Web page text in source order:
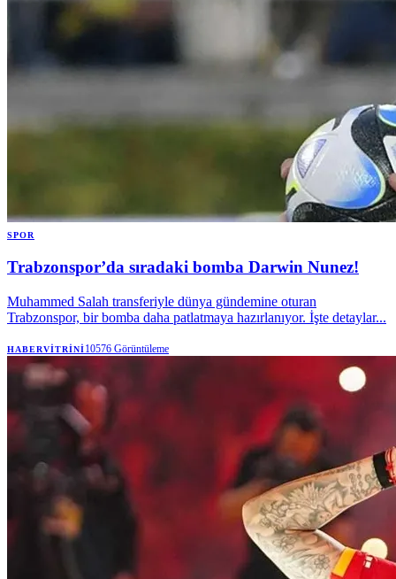
SPOR
Trabzonspor’da sıradaki bomba Darwin Nunez!
Muhammed Salah transferiyle dünya gündemine oturan
Trabzonspor, bir bomba daha patlatmaya hazırlanıyor. İşte detaylar...
HABERVITRINI10576 Görüntüleme